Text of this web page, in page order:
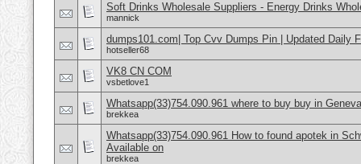
Soft Drinks Wholesale Suppliers - Energy Drinks
mannick
dumps101.com| Top Cvv Dumps Pin | Updated Daily
hotseller68
VK8 CN COM
vsbetlove1
Whatsapp(33)754.090.961 where to buy buy in
brekkea
Whatsapp(33)754.090.961 How to found apotek in
Available on
brekkea